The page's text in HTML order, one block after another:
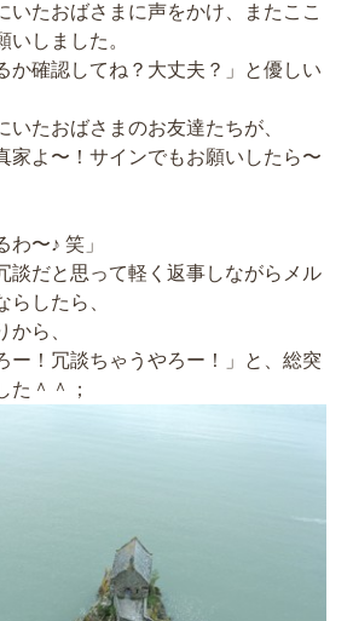
いたおばさまに声をかけ、またここ
いしました。
か確認してね？大丈夫？」と優しい
いたおばさまのお友達たちが、
家よ〜！サインでもお願いしたら〜
わ〜♪ 笑」
談だと思って軽く返事しながらメル
したら、
から、
ー！冗談ちゃうやろー！」と、総突
た＾＾；